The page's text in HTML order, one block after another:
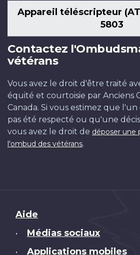
Appareil téléscripteur
5803
Contactez
vétérans
Vous avez le droit d'être traité
équité et courtoisie par Anciens
Canada. Si vous estimez que l'un
pas été respecté ou qu'une
vous avez le droit de déposer une
l'ombud des vétérans.
Brand
Aide
• Médias sociaux
• Applications mobiles